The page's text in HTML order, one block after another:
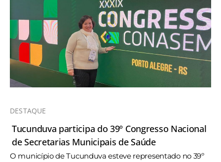
DESTAQUE
Tucunduva participa do 39º Congresso Nacional
de Secretarias Municipais de Saúde
O município de Tucunduva esteve representado no 39º